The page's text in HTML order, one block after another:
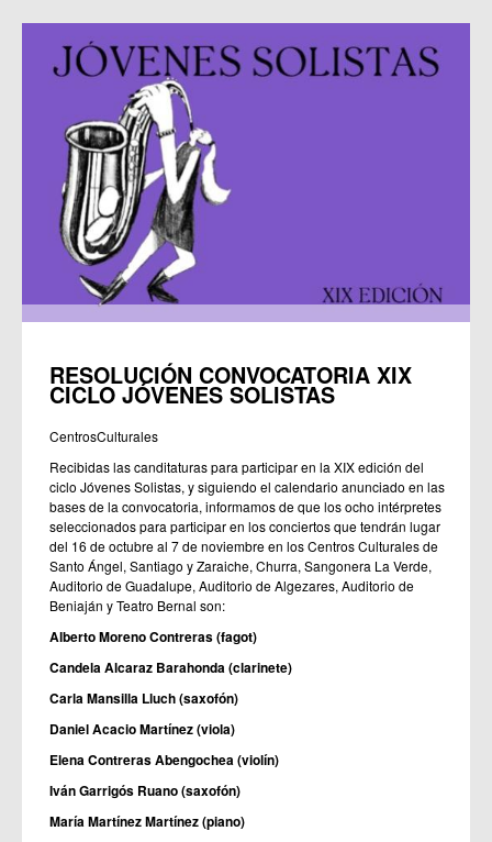
RESOLUCIÓN CONVOCATORIA XIX
CICLO JÓVENES SOLISTAS
CentrosCulturales
Recibidas las canditaturas para participar en la XIX edición del
ciclo Jóvenes Solistas, y siguiendo el calendario anunciado en las
bases de la convocatoria, informamos de que los ocho intérpretes
seleccionados para participar en los conciertos que tendrán lugar
del 16 de octubre al 7 de noviembre en los Centros Culturales de
Santo Ángel, Santiago y Zaraiche, Churra, Sangonera La Verde,
Auditorio de Guadalupe, Auditorio de Algezares, Auditorio de
Beniaján y Teatro Bernal son:
Alberto Moreno Contreras (fagot)
Candela Alcaraz Barahonda (clarinete)
Carla Mansilla Lluch (saxofón)
Daniel Acacio Martínez (viola)
Elena Contreras Abengochea (violín)
Iván Garrigós Ruano (saxofón)
María Martínez Martínez (piano)